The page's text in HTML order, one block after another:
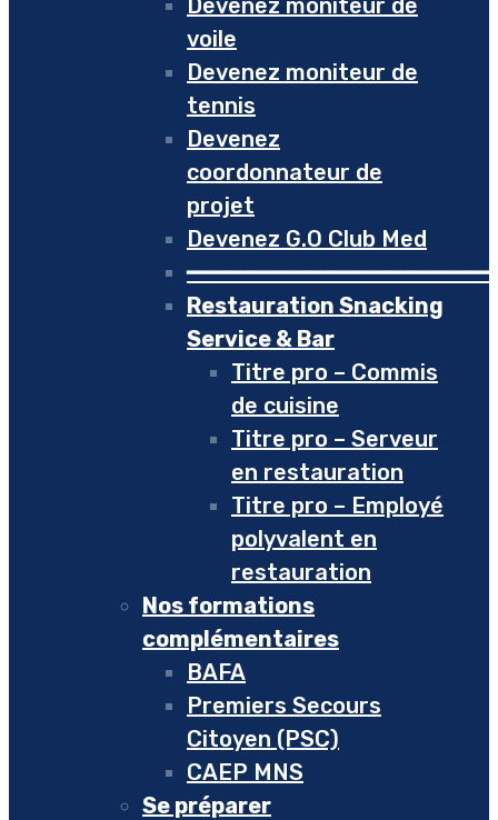
Devenez moniteur de
voile
Devenez moniteur de
tennis
Devenez
coordonnateur de
projet
Devenez G.O Club Med
Restauration Snacking
Service & Bar
Titre pro – Commis
de cuisine
Titre pro – Serveur
en restauration
Titre pro – Employé
polyvalent en
restauration
Nos formations
complémentaires
BAFA
Premiers Secours
Citoyen (PSC)
CAEP MNS
Se préparer